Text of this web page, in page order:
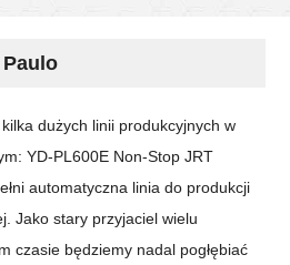
dużych linii produkcyjnych w
YD-PL600E Non-Stop JRT
automatyczna linia do produkcji
Jako stary przyjaciel wielu
czasie będziemy nadal pogłębiać